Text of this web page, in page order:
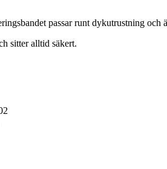
passar runt dykutrustning och
sitter alltid säkert.